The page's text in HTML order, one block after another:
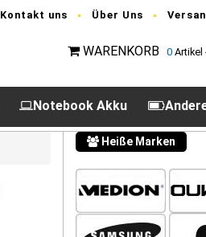
Kontakt uns Über Uns
WARENKORB 0 Artikel
Notebook Akku
Heiße Marken